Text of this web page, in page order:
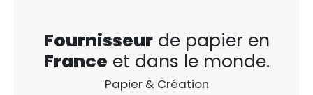
Fournisseurde papier en
France et dans le monde.
Papier & Création